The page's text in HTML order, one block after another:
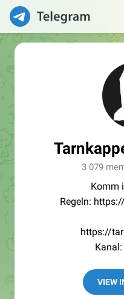
3 079
Komm
Regeln:
https://
Kanal:
Best of:
VIEW